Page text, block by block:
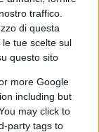
traffico.
di questa
tue scelte sul
questo sito
more Google
including but
may click to
party tags to
attuale di